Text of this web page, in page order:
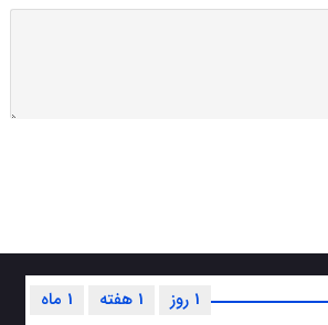
1 ماه 1 هفته 1 روز